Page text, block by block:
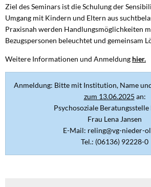
Ziel des Seminars ist die Schulung der
Umgang mit Kindern und Eltern aus
Praxisnah werden Handlungsmöglichkeiten
Bezugspersonen beleuchtet und gemeinsam
Weitere Informationen und Anmeldung hier.
Anmeldung: Bitte mit Institution, Name
zum 13.06.2025 an:
Psychosoziale Beratungsstelle
Frau Lena Jansen
E-Mail: reling@vg-nieder-
Tel.: (06136) 92228-0